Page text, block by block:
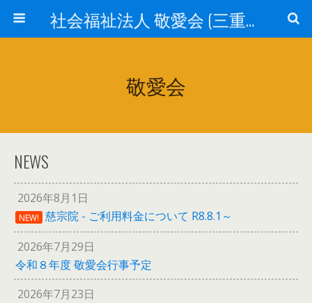
社会福祉法人 敬愛会 (三重県津市)
敬愛会
NEWS
2026年8月1日
NEW!
慈宗院 - ご利用料金について R8.8.1～
2026年7月29日
令和８年度 敬愛会行事予定
2026年7月23日